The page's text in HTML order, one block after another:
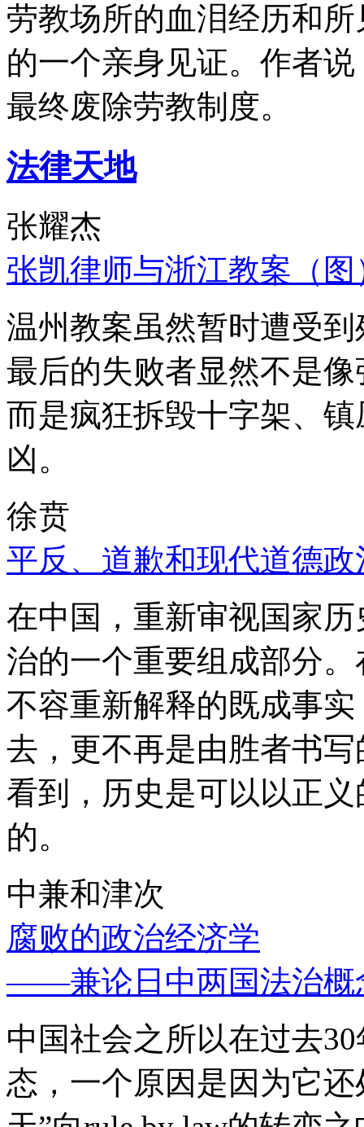
劳教场所的血泪经历和
的一个亲身见证。作者
最终废除劳教制度。
法律天地
张耀杰
张凯律师与浙江教案（图
温州教案虽然暂时遭受
最后的失败者显然不是
而是疯狂拆毁十字架、
凶。
徐贲
平反、道歉和现代道德政
在中国，重新审视国家
治的一个重要组成部分
不容重新解释的既成事
去，更不再是由胜者书
看到，历史是可以以正
的。
中兼和津次
腐败的政治经济学
——兼论日中两国法治概
中国社会之所以在过去
态，一个原因是因为它